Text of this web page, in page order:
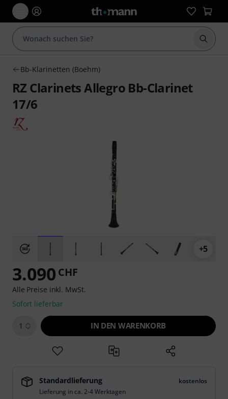
Suche
Bb-Klarinetten (Boehm)
RZ Clarinets Allegro Bb-Clarinet
17/6
+5
3.090 CHF
Alle Preise inkl. MwSt.
Sofort lieferbar
1 IN DEN WARENKORB
Standardlieferung
kostenlos
Lieferung in ca. 2-4 Werktagen